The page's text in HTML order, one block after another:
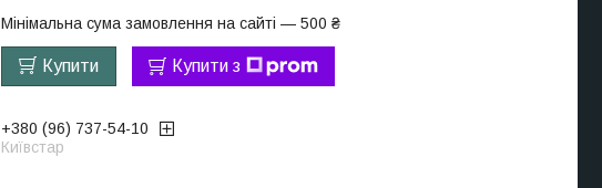
Мінімальна сума замовлення на сайті — 500 ₴
Купити Купити з
+380 (96) 737-54-10
Київстар